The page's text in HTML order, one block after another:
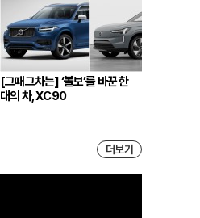
[그때그차는] ‘볼보’를 바꾼 한
대의 차, XC90
더보기